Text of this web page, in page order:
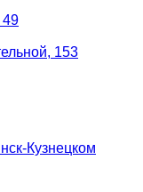
49
153
Кузнецком